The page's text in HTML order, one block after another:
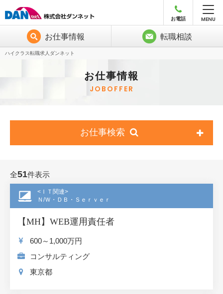
MENU
お仕事情報 転職相談
お電話
ハイクラス転職求人ダンネット
お仕事情報
JOBOFFER
お仕事検索
全51件表示
<ＩＴ関連>
Ｎ/Ｗ・ＤＢ・Ｓｅｒｖｅｒ
【MH】WEB運用責任者
600～1,000万円
コンサルティング
東京都